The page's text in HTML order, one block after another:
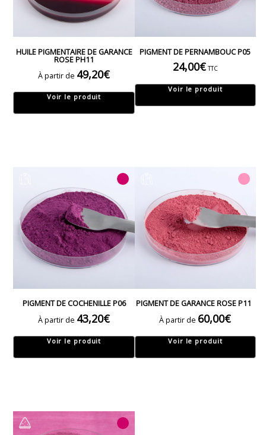
HUILE PIGMENTAIRE DE GARANCE
ROSE PH11
À partir de 49,20€
Voir le produit
PIGMENT DE PERNAMBOUC P05
24,00€ TTC
Voir le produit
PIGMENT DE COCHENILLE P06
À partir de 43,20€
Voir le produit
PIGMENT DE GARANCE ROSE P11
À partir de 60,00€
Voir le produit